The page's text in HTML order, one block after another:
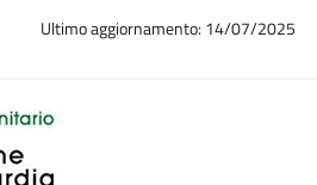
Ultimo aggiornamento: 14/07/2025